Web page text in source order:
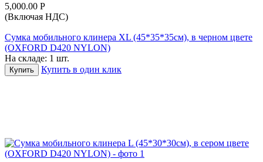
5,000.00 Р
(Включая НДС)
Сумка мобильного клинера XL (45*35*35см), в черном цвете
(OXFORD D420 NYLON)
На складе: 1 шт.
Купить Купить в один клик